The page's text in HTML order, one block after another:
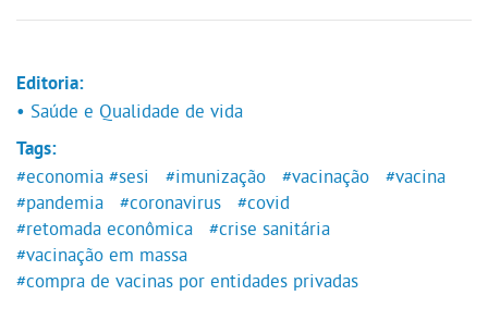
Editoria:
• Saúde e Qualidade de vida
Tags:
#economia #sesi #imunização #vacinação
#vacina
#pandemia
#coronavirus
#covid
#retomada econômica
#crise sanitária
#vacinação em massa
#compra de vacinas por entidades privadas